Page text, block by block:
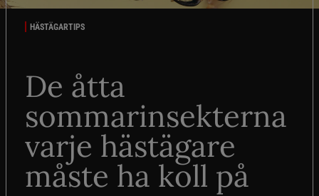
HÄSTÄGARTIPS
De åtta
sommarinsekterna
varje hästägare
måste ha koll på